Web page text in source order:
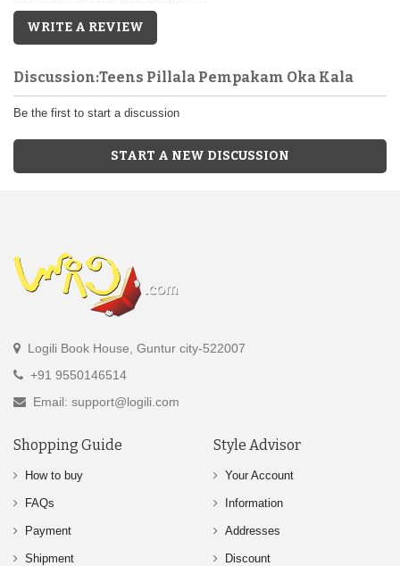
WRITE A REVIEW
Discussion:Teens Pillala Pempakam Oka Kala
Be the first to start a discussion
START A NEW DISCUSSION
Logili Book House, Guntur city-522007
+91 9550146514
Email: support@logili.com
Shopping Guide
How to buy
FAQs
Payment
Shipment
Style Advisor
Your Account
Information
Addresses
Discount